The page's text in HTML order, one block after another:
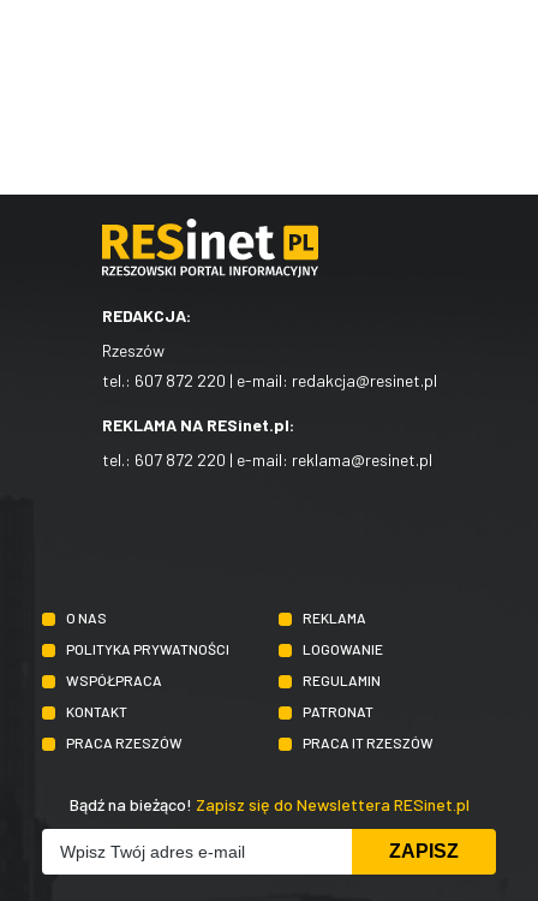
REDAKCJA:
Rzeszów
tel.: 607 872 220 | e-mail: redakcja@resinet.pl
REKLAMA NA RESinet.pl:
tel.: 607 872 220 | e-mail: reklama@resinet.pl
O NAS
REKLAMA
POLITYKA PRYWATNOŚCI
LOGOWANIE
WSPÓŁPRACA
REGULAMIN
KONTAKT
PATRONAT
PRACA RZESZÓW
PRACA IT RZESZÓW
Bądź na bieżąco! Zapisz się do Newslettera RESinet.pl